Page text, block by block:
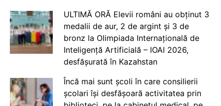
ULTIMĂ ORĂ Elevii români au obținut 3
medalii de aur, 2 de argint și 3 de
bronz la Olimpiada Internațională de
Inteligență Artificială – IOAI 2026,
desfășurată în Kazahstan
Încă mai sunt școli în care consilierii
școlari își desfășoară activitatea prin